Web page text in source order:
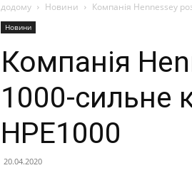
додому Новини Компанія Hennessey
Новини
Компанія
1000-сильне
HPE1000
20.04.2020